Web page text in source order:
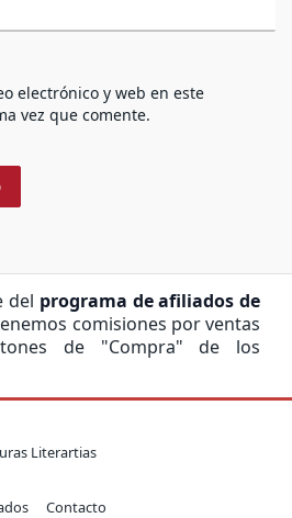
electrónico y web en este
vez que comente.
del programa de afiliados de
comisiones por ventas
de "Compra" de los
Literartias
Contacto